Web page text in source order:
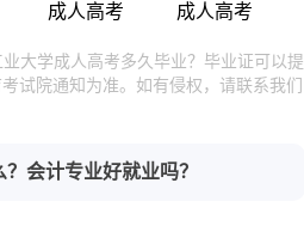
成人高考
成人高考
大学成人高考多久毕业？毕业证可以提
试院通知为准。如有侵权，请联系我们
会计专业好就业吗？